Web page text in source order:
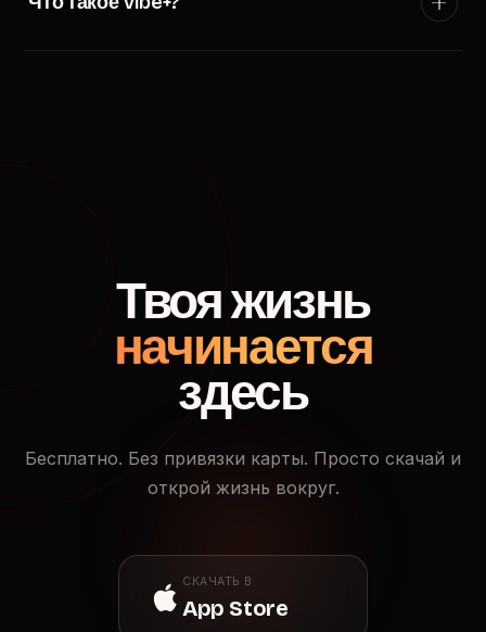
Твоя жизнь
начинается
здесь
Бесплатно. Без привязки карты. Просто скачай и
открой жизнь вокруг.
СКАЧАТЬ В
App Store